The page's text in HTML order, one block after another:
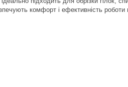
комфорт і ефективність роботи